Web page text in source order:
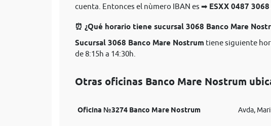
cuenta. Entonces el nùmero IBAN es ➡ ESXX 0487
⏰ ¿Qué horario tiene sucursal 3068 Banco Mare
Sucursal 3068 Banco Mare Nostrum tiene siguiente
de 8:15h a 14:30h.
Otras oficinas Banco Mare Nostrum
Oficina №3274 Banco Mare Nostrum Avda,